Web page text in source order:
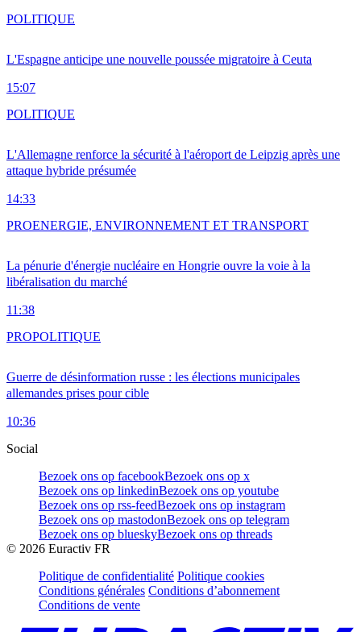
L'Espagne anticipe une nouvelle poussée migratoire à Ceuta
15:07
POLITIQUE
L'Allemagne renforce la sécurité à l'aéroport de Leipzig après une
attaque hybride présumée
14:33
POLITIQUE
La pénurie d'énergie nucléaire en Hongrie ouvre la voie à la
libéralisation du marché
11:38
PROENERGIE, ENVIRONNEMENT ET TRANSPORT
Guerre de désinformation russe : les élections municipales
allemandes prises pour cible
10:36
PROPOLITIQUE
Social
Bezoek ons op facebookBezoek ons op x
Bezoek ons op linkedinBezoek ons op youtube
Bezoek ons op rss-feedBezoek ons op instagram
Bezoek ons op mastodonBezoek ons op telegram
Bezoek ons op blueskyBezoek ons op threads
© 2026 Euractiv FR
Politique de confidentialité Politique cookies
Conditions générales Conditions d’abonnement
Conditions de vente